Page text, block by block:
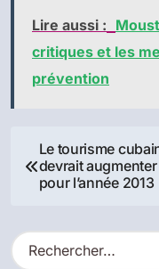
Lire aussi :
critiques et les
prévention
Navigation
de
l’article
Le tourisme
devrait augmenter
pour l’année 2013
R
e